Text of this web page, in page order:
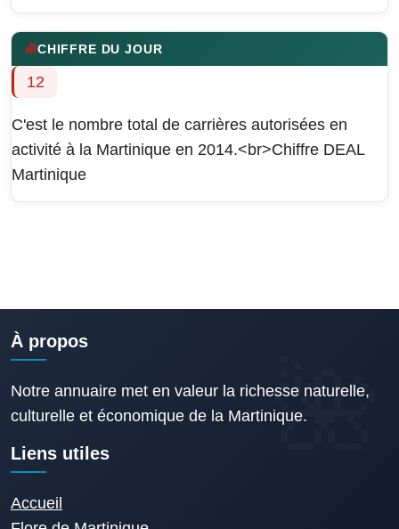
CHIFFRE DU JOUR
12
C'est le nombre total de carrières autorisées en
activité à la Martinique en 2014.<br>Chiffre DEAL
Martinique
À propos
Notre annuaire met en valeur la richesse naturelle,
culturelle et économique de la Martinique.
Liens utiles
Accueil